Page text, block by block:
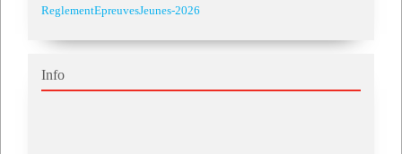
ReglementEpreuvesJeunes-2026
Info